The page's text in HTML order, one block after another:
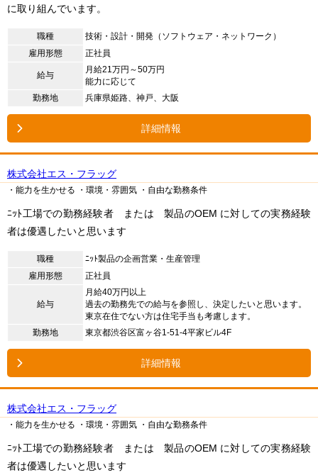
に取り組んでいます。
職種
技術・設計・開発（ソフトウェア・ネットワーク）
雇用形態
正社員
給与
月給21万円～50万円
能力に応じて
勤務地
兵庫県姫路、神戸、大阪
詳細情報
株式会社エス・フラッグ
・能力を生かせる ・環境・雰囲気 ・自由な勤務条件
ﾆｯﾄ工場での勤務経験者 または 製品のOEM に対しての実務経験
者は優遇したいと思います
職種
ﾆｯﾄ製品の企画営業・生産管理
雇用形態
正社員
給与
月給40万円以上
過去の勤務先での給与を参照し、決定したいと思います。
東京在住でない方は住宅手当も考慮します。
勤務地
東京都渋谷区富ヶ谷1-51-4平家ビル4F
詳細情報
株式会社エス・フラッグ
・能力を生かせる ・環境・雰囲気 ・自由な勤務条件
ﾆｯﾄ工場での勤務経験者 または 製品のOEM に対しての実務経験
者は優遇したいと思います